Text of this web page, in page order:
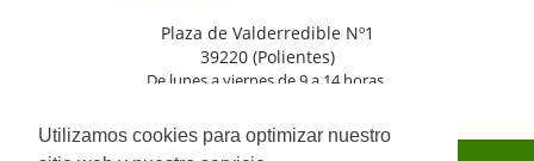
Utilizamos cookies para optimizar nuestro
Plaza de Valderredible Nº1
39220 (Polientes)
De lunes a viernes de 9 a 14 horas.